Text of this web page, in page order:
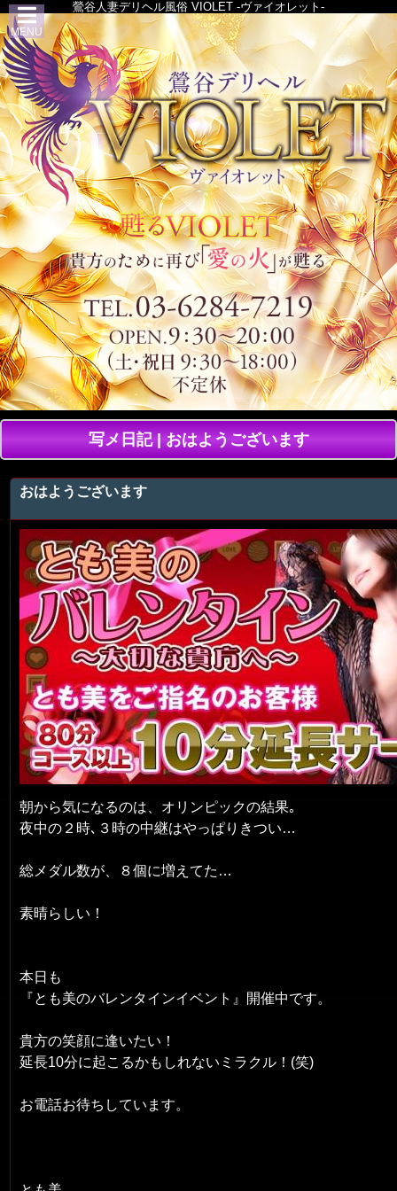
鶯谷人妻デリヘル風俗 VIOLET -ヴァイオレット-
写メ日記 | おはようございます
おはようございます
朝から気になるのは、オリンピックの結果｡
夜中の２時､３時の中継はやっぱりきつい…
総メダル数が、８個に増えてた…
素晴らしい！
本日も
『とも美のバレンタインイベント』開催中です。
貴方の笑顔に逢いたい！
延長10分に起こるかもしれないミラクル！(笑)
お電話お待ちしています。
MENU